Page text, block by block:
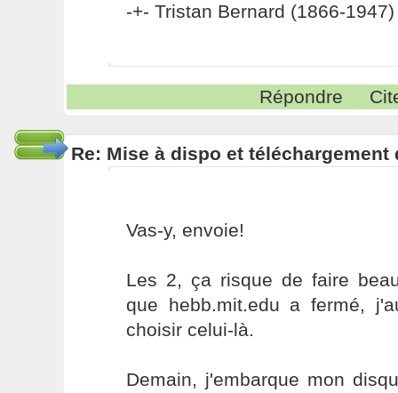
-+- Tristan Bernard (1866-1947)
Répondre
Re: Mise à dispo et
Vas-y, envoie!
Les 2, ça risque de faire
que hebb.mit.edu a fermé,
choisir celui-là.
Demain, j'embarque mon